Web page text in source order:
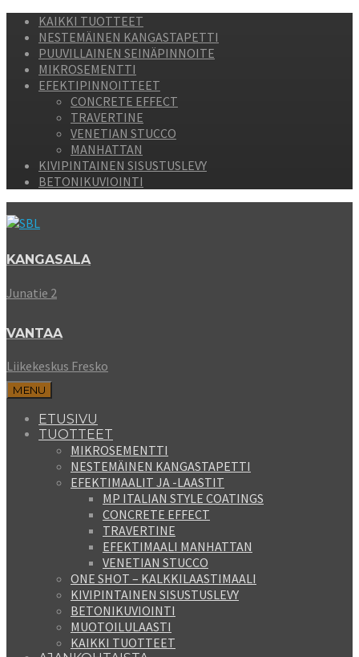
KAIKKI TUOTTEET
NESTEMÄINEN KANGASTAPETTI
PUUVILLAINEN SEINÄPINNOITE
MIKROSEMENTTI
EFEKTIPINNOITTEET
CONCRETE EFFECT
TRAVERTINE
VENETIAN STUCCO
MANHATTAN
KIVIPINTAINEN SISUSTUSLEVY
BETONIKUVIOINTI
KANGASALA
Junatie 2
VANTAA
Liikekeskus Fresko
MENU
ETUSIVU
TUOTTEET
MIKROSEMENTTI
NESTEMÄINEN KANGASTAPETTI
EFEKTIMAALIT JA -LAASTIT
MP ITALIAN STYLE COATINGS
CONCRETE EFFECT
TRAVERTINE
EFEKTIMAALI MANHATTAN
VENETIAN STUCCO
ONE SHOT – KALKKILAASTIMAALI
KIVIPINTAINEN SISUSTUSLEVY
BETONIKUVIOINTI
MUOTOILULAASTI
KAIKKI TUOTTEET